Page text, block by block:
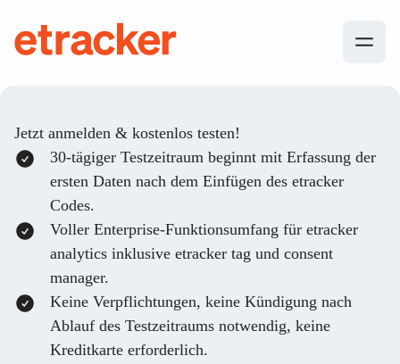
Jetzt anmelden & kostenlos testen!
30-tägiger Testzeitraum beginnt mit Erfassung der
ersten Daten nach dem Einfügen des etracker
Codes.
Voller Enterprise-Funktionsumfang für etracker
analytics inklusive etracker tag und consent
manager.
Keine Verpflichtungen, keine Kündigung nach
Ablauf des Testzeitraums notwendig, keine
Kreditkarte erforderlich.